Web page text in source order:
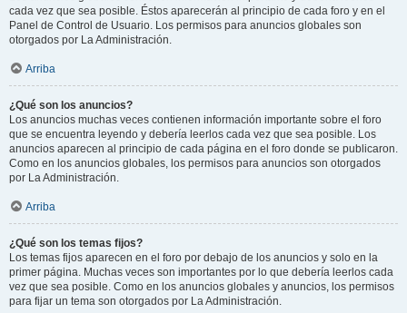
cada vez que sea posible. Éstos aparecerán al principio de cada foro y en el
Panel de Control de Usuario. Los permisos para anuncios globales son
otorgados por La Administración.
Arriba
¿Qué son los anuncios?
Los anuncios muchas veces contienen información importante sobre el foro
que se encuentra leyendo y debería leerlos cada vez que sea posible. Los
anuncios aparecen al principio de cada página en el foro donde se publicaron.
Como en los anuncios globales, los permisos para anuncios son otorgados
por La Administración.
Arriba
¿Qué son los temas fijos?
Los temas fijos aparecen en el foro por debajo de los anuncios y solo en la
primer página. Muchas veces son importantes por lo que debería leerlos cada
vez que sea posible. Como en los anuncios globales y anuncios, los permisos
para fijar un tema son otorgados por La Administración.